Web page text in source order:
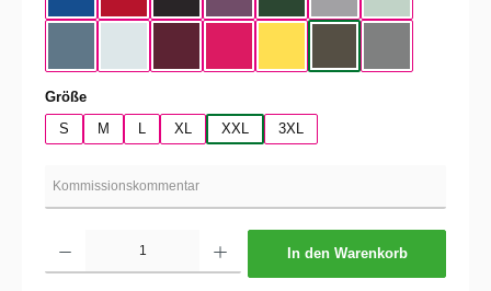
Größeauswählen
S
M XL XXL 3XL
In den Warenkorb